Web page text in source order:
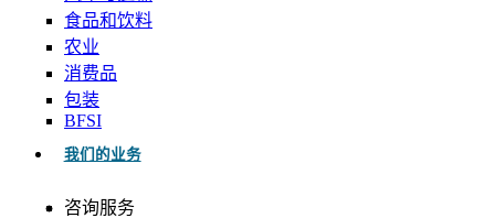
食品和饮料
农业
消费品
包装
BFSI
我们的业务
咨询服务